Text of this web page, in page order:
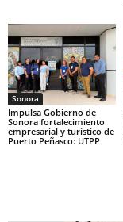
Sonora
Impulsa Gobierno de
Sonora fortalecimiento
empresarial y turístico de
Puerto Peñasco: UTPP